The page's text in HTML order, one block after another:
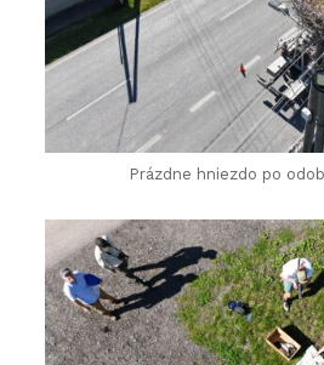
Prázdne hniezdo po